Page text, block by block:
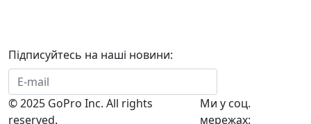
Підписуйтесь на наші новини:
© 2025 GoPro Inc. All rights
reserved.
Ми у соц.
мережах: